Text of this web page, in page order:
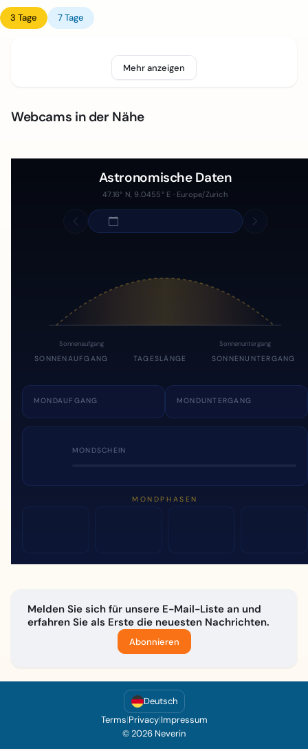
3 Tage 7 Tage
Mehr anzeigen
Webcams in der Nähe
Astronomische Daten
47.16° N, 9.0455° E · Europe/Zurich
Sonnenaufgang Sonnenuntergang
SONNENAUFGANG TAGESLÄNGE SONNENUNTERGANG
MONDAUFGANG MONDUNTERGANG
MONDSCHEIN
MONDPHASEN
Melden Sie sich für unsere E-Mail-Liste an und
erfahren Sie als Erste die neuesten Nachrichten.
Abonnieren
Deutsch
Terms|Privacy|Impressum
© 2026 Neverin